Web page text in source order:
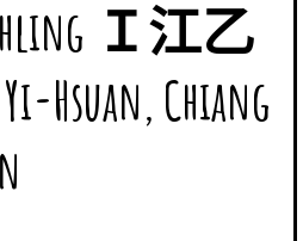
Ｉ江乙
Chiang